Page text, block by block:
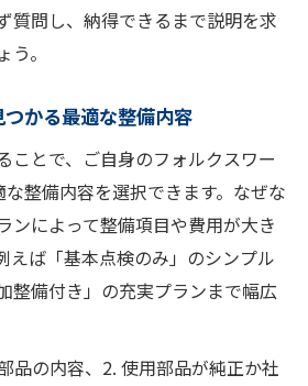
質問し、納得できるまで説明を求
。
かる最適な整備内容
ことで、ご自身のフォルクスワー
整備内容を選択できます。なぜな
ンによって整備項目や費用が大き
えば「基本点検のみ」のシンプル
整備付き」の充実プランまで幅広
品の内容、2. 使用部品が純正か社